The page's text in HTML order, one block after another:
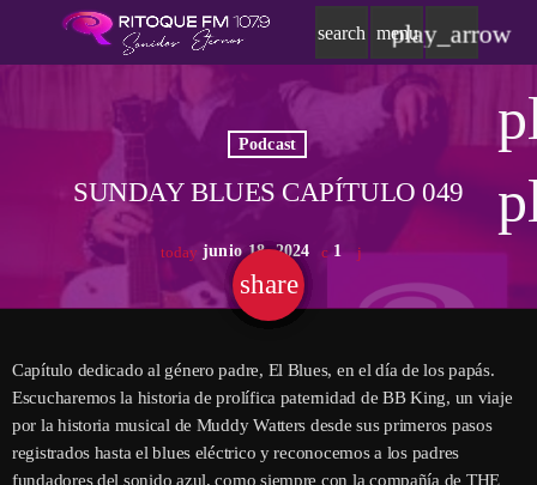
search menu
play_arrow
Podcast
SUNDAY BLUES CAPÍTULO 049
today junio 18, 2024 1
share
email
Capítulo dedicado al género padre, El Blues, en el día de los papás.
Escucharemos la historia de prolífica paternidad de BB King, un viaje
por la historia musical de Muddy Watters desde sus primeros pasos
registrados hasta el blues eléctrico y reconocemos a los padres
fundadores del sonido azul, como siempre con la compañía de THE